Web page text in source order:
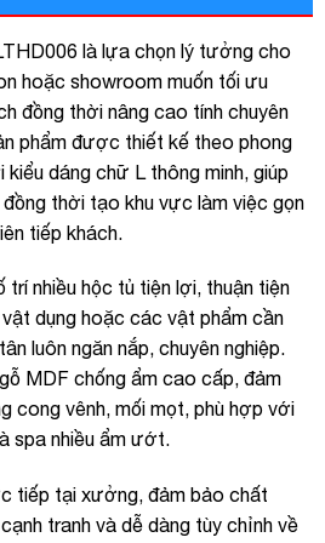
là lựa chọn lý tưởng cho
hoặc showroom muốn tối ưu
đồng thời nâng cao tính chuyên
phẩm được thiết kế theo phong
dáng chữ L thông minh, giúp
thời tạo khu vực làm việc gọn
tiếp khách.
nhiều hộc tủ tiện lợi, thuận tiện
dụng hoặc các vật phẩm cần
luôn ngăn nắp, chuyên nghiệp.
MDF chống ẩm cao cấp, đảm
cong vênh, mối mọt, phù hợp với
spa nhiều ẩm ướt.
tiếp tại xưởng, đảm bảo chất
tranh và dễ dàng tùy chỉnh về